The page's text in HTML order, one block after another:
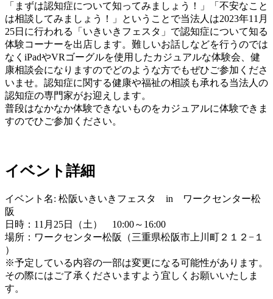
「まずは認知症について知ってみましょう！」「不安なこと
は相談してみましょう！」ということで当法人は2023年11月
25日に行われる「いきいきフェスタ」で認知症について知る
体験コーナーを出店します。難しいお話しなどを行うのでは
なくiPadやVRゴーグルを使用したカジュアルな体験会、健
康相談会になりますのでどのような方でもぜひご参加くださ
いませ。認知症に関する健康や福祉の相談も承れる当法人の
認知症の専門家がお迎えします。
普段はなかなか体験できないものをカジュアルに体験できま
すのでひご参加ください。
イベント詳細
イベント名: 松阪いきいきフェスタ in ワークセンター松
阪
日時：11月25日（土） 10:00～16:00
場所：ワークセンター松阪（三重県松阪市上川町２１２−１
）
※予定している内容の一部は変更になる可能性があります。
その際にはご了承くださいますよう宜しくお願いいたしま
す。